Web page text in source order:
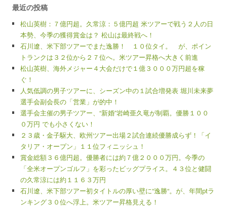
最近の投稿
松山英樹：７億円超。久常涼：５億円超 米ツアーで戦う２人の日
本勢、今季の獲得賞金は？ 松山は最終戦へ！
石川遼、米下部ツアーでまた逸勝！ １０位タイ。 が、ポイン
トランクは３２位から２７位へ。米ツアー昇格へ大きく前進
松山英樹、海外メジャー４大会だけで１億３０００万円超を稼
ぐ！
人気低調の男子ツアーに、シーズン中の１試合増発表 堀川未来夢
選手会副会長の「営業」が的中！
選手会主催の男子ツアー、“新婚”岩崎亜久竜が制覇。優勝１００
０万円 でも小さくない！
２３歳・金子駆大、欧州ツアー出場２試合連続優勝成らず！「イ
タリア・オープン」１１位フィニッシュ！
賞金総額３６億円超。優勝者には約７億２０００万円。今季の
「全米オープンゴルフ」を彩ったビッグプライス。４３位と健闘
の久常涼には約１１６３万円
石川遼、米下部ツアー初タイトルの厚い壁に“逸勝“。が、年間ptラ
ンキング３０位へ浮上。米ツアー昇格見える！